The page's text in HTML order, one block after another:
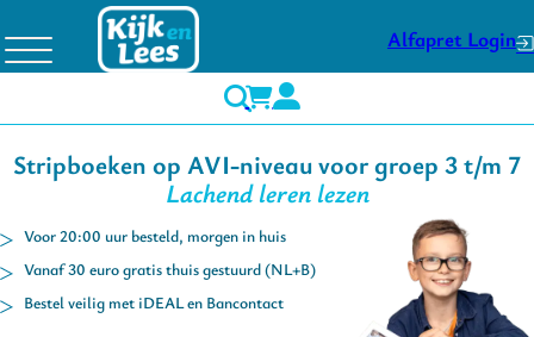
Alfapret Login
Stripboeken op AVI-niveau voor groep 3 t/m 7
Lachend leren lezen
Voor 20:00 uur besteld, morgen in huis
Vanaf 30 euro gratis thuis gestuurd (NL+B)
Bestel veilig met iDEAL en Bancontact